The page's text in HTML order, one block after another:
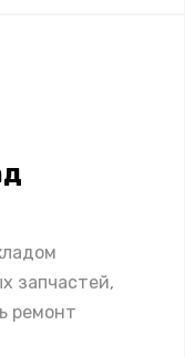
запчастей,
ремонт